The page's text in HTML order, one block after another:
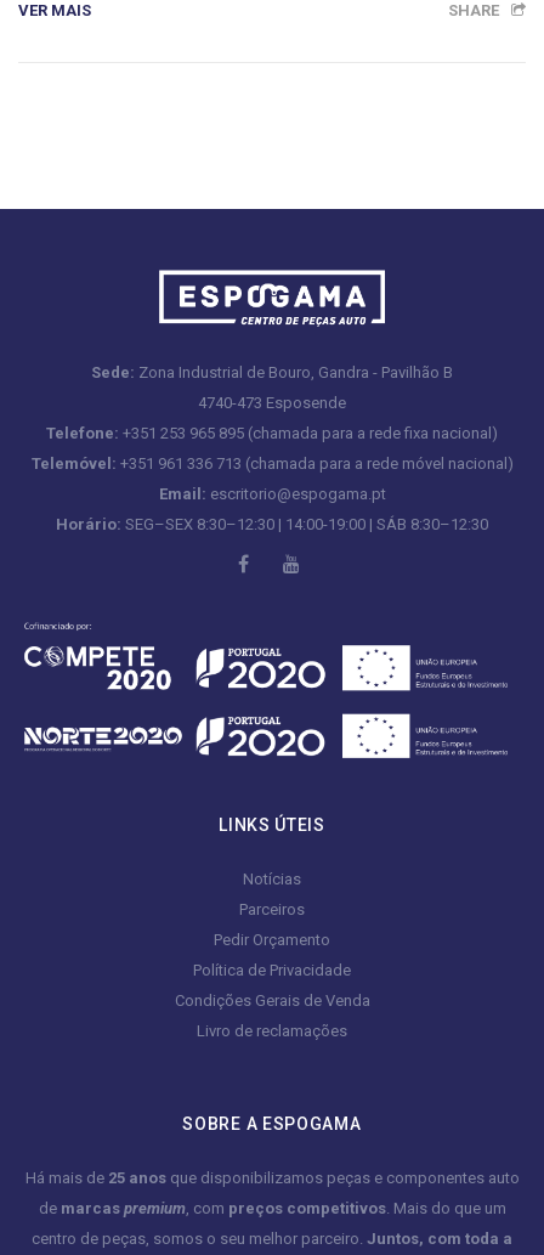
VER MAIS SHARE
Sede: Zona Industrial de Bouro, Gandra - Pavilhão B
4740-473 Esposende
Telefone: +351 253 965 895 (chamada para a rede fixa nacional)
Telemóvel: +351 961 336 713 (chamada para a rede móvel nacional)
Email: escritorio@espogama.pt
Horário: SEG–SEX 8:30–12:30 | 14:00-19:00 | SÁB 8:30–12:30
LINKS ÚTEIS
Notícias
Parceiros
Pedir Orçamento
Política de Privacidade
Condições Gerais de Venda
Livro de reclamações
SOBRE A ESPOGAMA
Há mais de 25 anosque disponibilizamos peças e componentes auto
de marcas premium, com preços competitivos. Mais do que um
centro de peças, somos o seu melhor parceiro. Juntos, com toda a